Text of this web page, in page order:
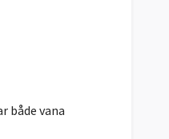
både vana